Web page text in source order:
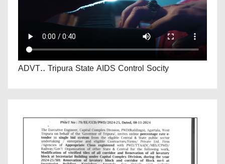
ADVT.. Tripura State AIDS Control Socity